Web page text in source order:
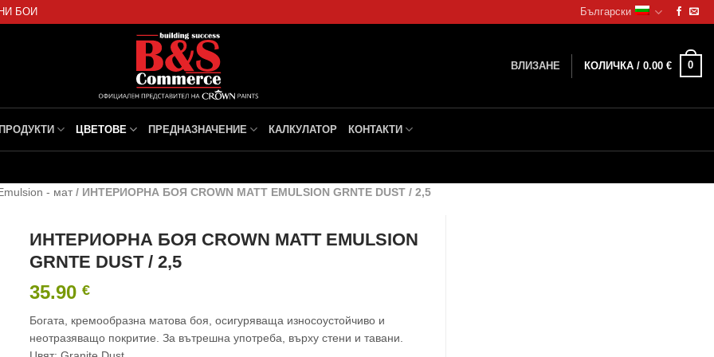
БОИ Български
ВЛИЗАНЕ КОЛИЧКА / 0.00 € 0
ЦВЕТОВЕ ПРЕДНАЗНАЧЕНИЕ КАЛКУЛАТОР КОНТАКТИ
- мат / ИНТЕРИОРНА БОЯ CROWN MATT EMULSION GRNTE DUST / 2,5
ИНТЕРИОРНА БОЯ CROWN MATT EMULSION
GRNTE DUST / 2,5
35.90€
Богата, кремообразна матова боя, осигуряваща износоустойчиво и
неотразяващо покритие. За вътрешна употреба, върху стени и тавани.